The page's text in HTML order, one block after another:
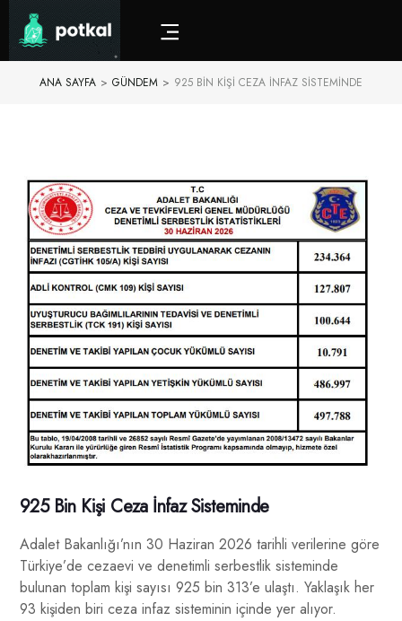
ANA SAYFA > GÜNDEM > 925 BIN KIŞI CEZA İNFAZ SISTEMINDE
925 Bin Kişi Ceza İnfaz Sisteminde
Adalet Bakanlığı’nın 30 Haziran 2026 tarihli verilerine göre
Türkiye’de cezaevi ve denetimli serbestlik sisteminde
bulunan toplam kişi sayısı 925 bin 313’e ulaştı. Yaklaşık her
93 kişiden biri ceza infaz sisteminin içinde yer alıyor.